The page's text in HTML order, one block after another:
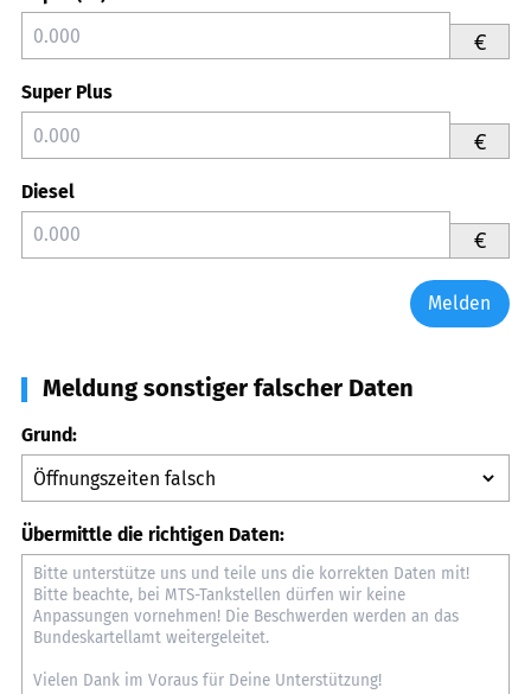
€
Super Plus
€
Diesel
€
Melden
Meldung sonstiger falscher Daten
Grund:
Übermittle die richtigen Daten: